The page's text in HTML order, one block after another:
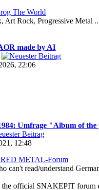
The World
Art Rock, Progressive Metal
made by AI
22:06
Umfrage "Album of the
12:48
METAL-Forum
can't read/understand
the official SNAKEPIT forum